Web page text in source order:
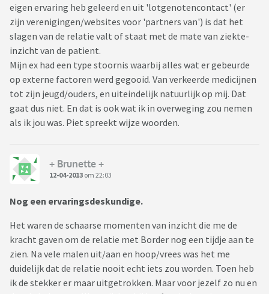
eigen ervaring heb geleerd en uit 'lotgenotencontact' (er
zijn verenigingen/websites voor 'partners van') is dat het
slagen van de relatie valt of staat met de mate van ziekte-
inzicht van de patient.
Mijn ex had een type stoornis waarbij alles wat er gebeurde
op externe factoren werd gegooid. Van verkeerde medicijnen
tot zijn jeugd/ouders, en uiteindelijk natuurlijk op mij. Dat
gaat dus niet. En dat is ook wat ik in overweging zou nemen
als ik jou was. Piet spreekt wijze woorden.
+ Brunette +
12-04-2013 om 22:03
Nog een ervaringsdeskundige.
Het waren de schaarse momenten van inzicht die me de
kracht gaven om de relatie met Border nog een tijdje aan te
zien. Na vele malen uit/aan en hoop/vrees was het me
duidelijk dat de relatie nooit echt iets zou worden. Toen heb
ik de stekker er maar uitgetrokken. Maar voor jezelf zo nu en